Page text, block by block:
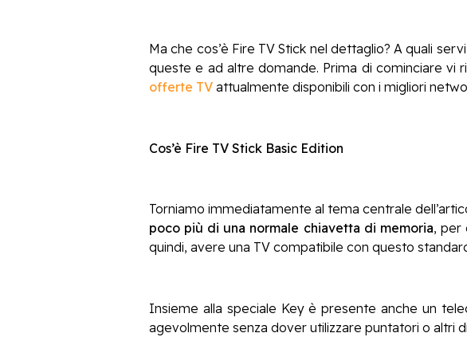
Ma che cos’è Fire TV Stick nel dettaglio? A quali
queste e ad altre domande. Prima di cominciare
offerte TV attualmente disponibili con i migliori
Cos’è Fire TV Stick Basic Edition
Torniamo immediatamente al tema centrale
poco più di una normale chiavetta di memoria, per
quindi, avere una TV compatibile con questo
Insieme alla speciale Key è presente anche un
agevolmente senza dover utilizzare puntatori o altri